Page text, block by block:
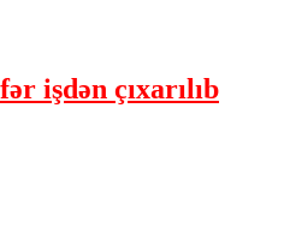
işdən çıxarılıb